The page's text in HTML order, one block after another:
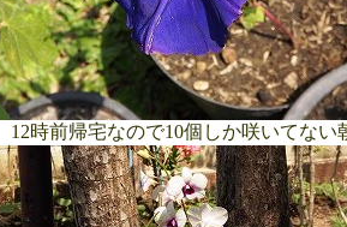
12時前帰宅なので10個しか咲いてない